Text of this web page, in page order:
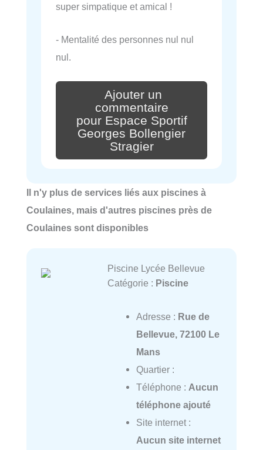
super simpatique et amical !
- Mentalité des personnes nul nul
nul.
Ajouter un
commentaire
pour Espace Sportif
Georges Bollengier
Stragier
Il n'y plus de services liés aux piscines à
Coulaines, mais d'autres piscines près de
Coulaines sont disponibles
Piscine Lycée Bellevue
Catégorie : Piscine
Adresse : Rue de
Bellevue, 72100 Le
Mans
Quartier :
Téléphone : Aucun
téléphone ajouté
Site internet :
Aucun site internet